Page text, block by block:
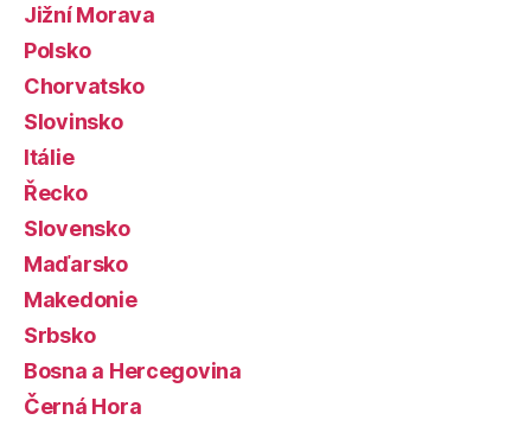
Jižní Morava
Polsko
Chorvatsko
Slovinsko
Itálie
Řecko
Slovensko
Maďarsko
Makedonie
Srbsko
Bosna a Hercegovina
Černá Hora